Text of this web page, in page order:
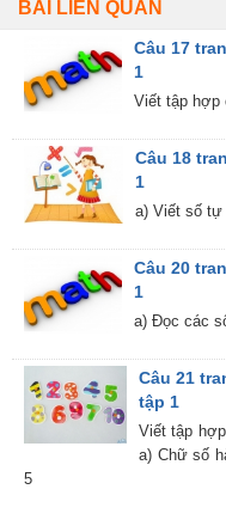
BÀI LIÊN QUAN
Câu 17
1
Viết tập hợp
Câu 18
1
a) Viết số tự
Câu 20
1
a) Đọc các
Câu 21
tập 1
Viết tập
a) Chữ số
5